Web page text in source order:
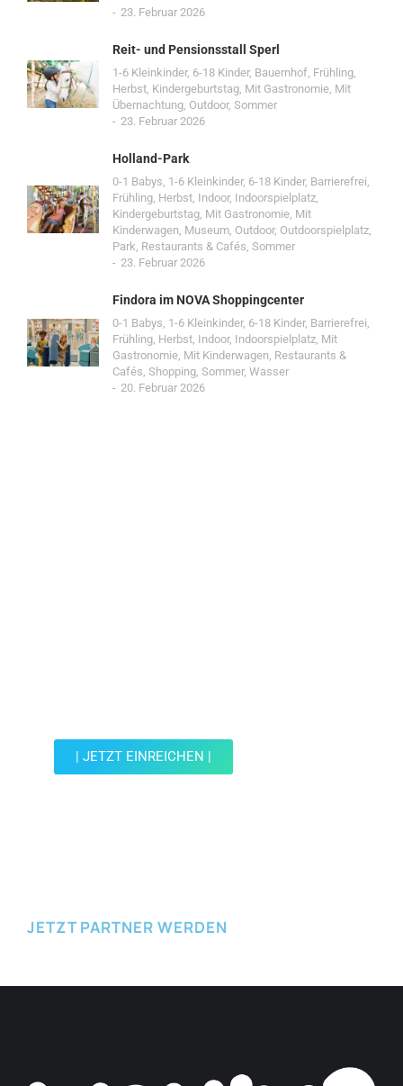
23. Februar 2026
Reit- und Pensionsstall Sperl
1-6 Kleinkinder, 6-18 Kinder, Bauernhof, Frühling,
Herbst, Kindergeburtstag, Mit Gastronomie, Mit
Übernachtung, Outdoor, Sommer
23. Februar 2026
Holland-Park
0-1 Babys, 1-6 Kleinkinder, 6-18 Kinder, Barrierefrei,
Frühling, Herbst, Indoor, Indoorspielplatz,
Kindergeburtstag, Mit Gastronomie, Mit
Kinderwagen, Museum, Outdoor, Outdoorspielplatz,
Park, Restaurants & Cafés, Sommer
23. Februar 2026
Findora im NOVA Shoppingcenter
0-1 Babys, 1-6 Kleinkinder, 6-18 Kinder, Barrierefrei,
Frühling, Herbst, Indoor, Indoorspielplatz, Mit
Gastronomie, Mit Kinderwagen, Restaurants &
Cafés, Shopping, Sommer, Wasser
20. Februar 2026
| JETZT EINREICHEN |
JETZT PARTNER WERDEN